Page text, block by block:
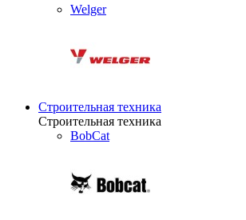
Welger
Строительная техника
Строительная техника
BobCat